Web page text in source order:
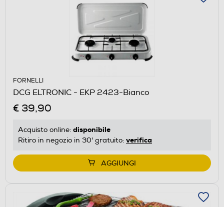
FORNELLI
DCG ELTRONIC - EKP 2423-Bianco
€ 39,90
Acquisto online: disponibile
Ritiro in negozio in 30' gratuito: verifica
AGGIUNGI